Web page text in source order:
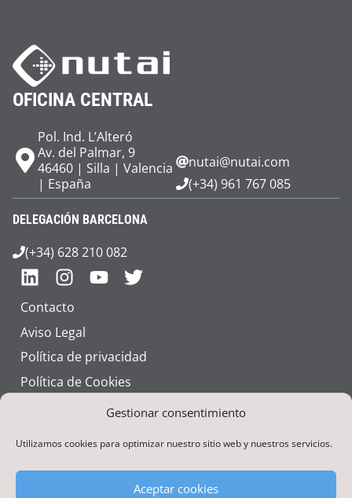
Gestionar consentimiento
Utilizamos cookies para optimizar nuestro sitio web y nuestros servicios.
Aceptar cookies
OFICINA CENTRAL
Pol. Ind. L’Alteró
Av. del Palmar, 9
46460 | Silla | Valencia
| España
nutai@nutai.com
(+34) 961 767 085
DELEGACIÓN BARCELONA
(+34) 628 210 082
Contacto
Aviso Legal
Política de privacidad
Política de Cookies